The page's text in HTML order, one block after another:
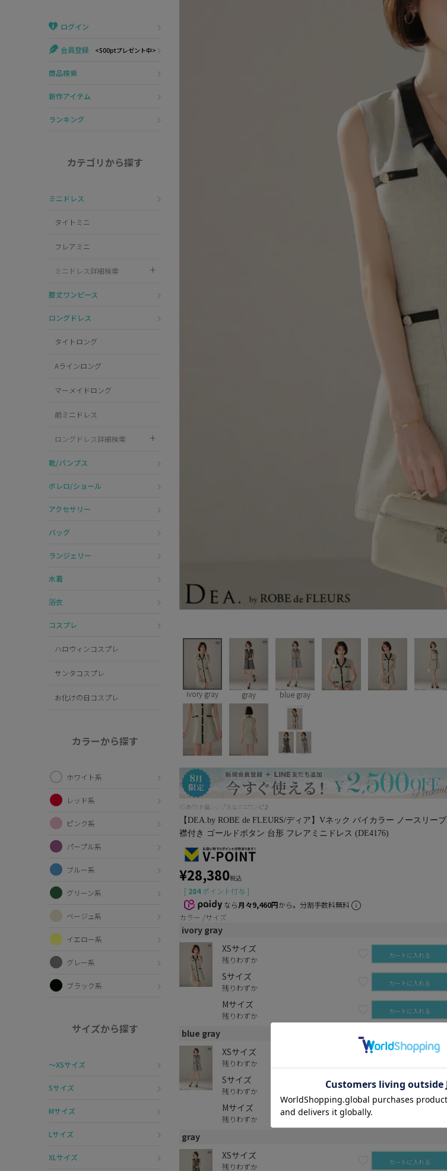
GLAMOROUS
ログイン
会員登録 <500ptプレゼント中>
商品検索
新作アイテム
ランキング
カテゴリから探す
ミニドレス
タイトミニ
フレアミニ
ミニドレス詳細検索
膝丈ワンピース
ロングドレス
タイトロング
Aラインロング
マーメイドロング
前ミニドレス
ロングドレス詳細検索
靴/パンプス
ボレロ/ショール
アクセサリー
バッグ
ランジェリー
水着
浴衣
コスプレ
ハロウィンコスプレ
サンタコスプレ
お化けの日コスプレ
カラーから探す
ホワイト系
レッド系
ピンク系
パープル系
ブルー系
グリーン系
ベージュ系
イエロー系
グレー系
ブラック系
サイズから探す
〜XSサイズ
Sサイズ
Mサイズ
Lサイズ
XLサイズ
ivory gray gray blue gray
XSあり!上品シンプルなミニワンピ♪
【DEA.by ROBE de FLEURS/ディア】Vネック バイカラー ノースリーブ
襟付き ゴールドボタン 台形 フレアミニドレス (DE4176)
¥28,380税込
[ 284 ポイント付与 ]
なら月々9,460円から。分割手数料無料
カラー
サイズ
ivory gray
XSサイズ
残りわずか カートに入れる
Sサイズ
残りわずか カートに入れる
Mサイズ
残りわずか カートに入れる
blue gray
XSサイズ
残りわずか
Sサイズ
残りわずか カートに入れる
Mサイズ
残りわずか
gray
XSサイズ
残りわずか カートに入れる